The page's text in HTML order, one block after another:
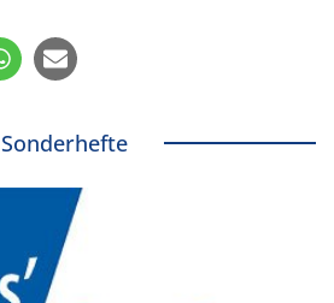
Sonderhefte